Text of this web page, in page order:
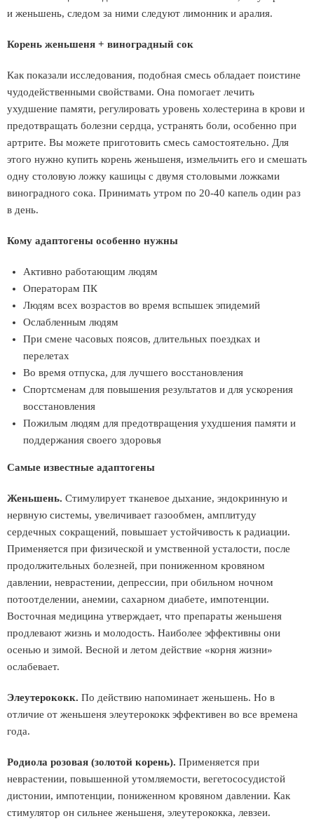
и женьшень, следом за ними следуют лимонник и аpалия.
Корень женьшеня + виноградный сок
Как показали исследования, подобная смесь обладает поистине
чудодейственными свойствами. Она помогает лечить
ухудшение памяти, регулировать уровень холестерина в крови и
предотвращать болезни сердца, устранять боли, особенно при
артрите. Вы можете приготовить смесь самостоятельно. Для
этого нужно купить корень женьшеня, измельчить его и смешать
одну столовую ложку кашицы с двумя столовыми ложками
виноградного сока. Принимать утром по 20-40 капель один раз
в день.
Кому адаптогены особенно нужны
Активно работающим людям
Операторам ПК
Людям всех возрастов во время вспышек эпидемий
Ослабленным людям
При смене часовых поясов, длительных поездках и
перелетах
Во время отпуска, для лучшего восстановления
Спортсменам для повышения результатов и для ускорения
восстановления
Пожилым людям для предотвращения ухудшения памяти и
поддержания своего здоровья
Самые известные адаптогены
Женьшень. Стимулирует тканевое дыхание, эндокринную и
нервную системы, увеличивает газообмен, амплитуду
сердечных сокращений, повышает устойчивость к радиации.
Применяется при физической и умственной усталости, после
продолжительных болезней, при пониженном кровяном
давлении, неврастении, депрессии, при обильном ночном
потоотделении, анемии, сахарном диабете, импотенции.
Восточная медицина утверждает, что препараты женьшеня
продлевают жизнь и молодость. Наиболее эффективны они
осенью и зимой. Весной и летом действие «корня жизни»
ослабевает.
Элеутерококк. По действию напоминает женьшень. Но в
отличие от женьшеня элеутерококк эффективен во все времена
года.
Родиола розовая (золотой корень). Применяется при
неврастении, повышенной утомляемости, вегетососудистой
дистонии, импотенции, пониженном кровяном давлении. Как
стимулятор он сильнее женьшеня, элеутерококка, левзеи.